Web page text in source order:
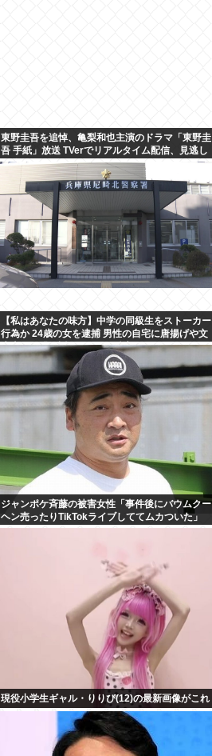
東野圭吾を追悼、亀梨和也主演のドラマ「東野圭
吾 手紙」放送 TVerでリアルタイム配信、見逃し
配信も
【私はあなたの味方】中学の同級生をストーカー
行為か 24歳の女を逮捕 男性の自宅に唐揚げや文
庫本など繰り返し届ける / 兵庫県
ジャンポケ斉藤の被害女性「事件後にバウムクー
ヘン売ったりTikTokライブしててムカついた」
現役小学生ギャル・りりぴ(12)の最新画像がこれ